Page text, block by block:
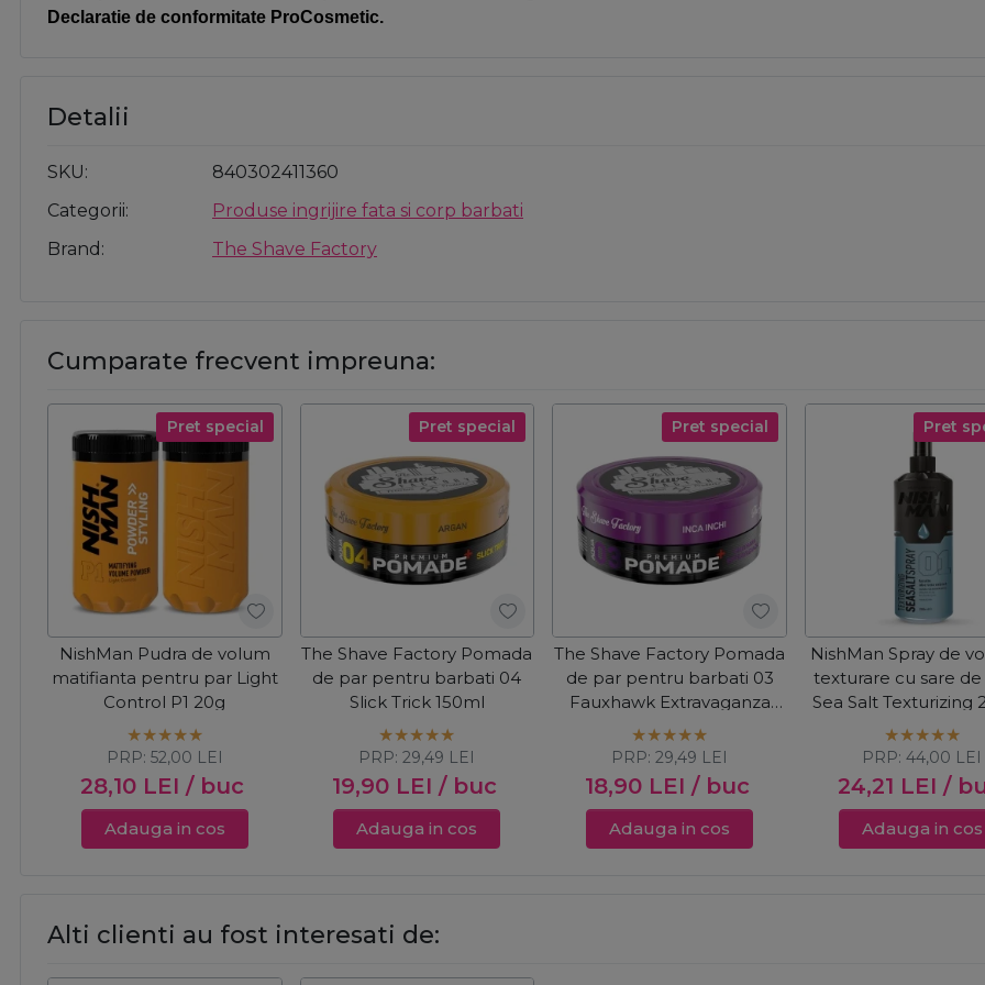
Declaratie de conformitate ProCosmetic.
Detalii
SKU
840302411360
Categorii
Produse ingrijire fata si corp barbati
Brand
The Shave Factory
Cumparate frecvent impreuna:
Pret special
NishMan Pudra de volum
matifianta pentru par Light
Control P1 20g
28,10 LEI / buc
PRP: 52,00 LEI
Adauga in cos
Pret special
The Shave Factory Pomada
de par pentru barbati 04
Slick Trick 150ml
19,90 LEI / buc
PRP:29,49 LEI
Adauga in cos
Pret special
The Shave Factory Pomada
de par pentru barbati 03
Fauxhawk Extravaganza
150ml
18,90 LEI / buc
PRP:29,49 LEI
Adauga in cos
Pret
NishMan Spray de
texturare cu sare
Sea Salt Texturizing
24,21 LEI /
PRP:44,00 LEI
Adauga in cos
Alti clienti au fost interesati de: